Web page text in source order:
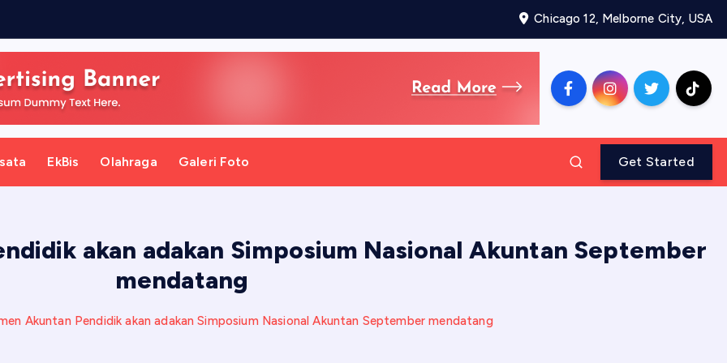
Chicago 12, Melborne City, USA
EkBis Olahraga Galeri Foto Get Started
akan adakan Simposium Nasional Akuntan September
mendatang
Akuntan Pendidik akan adakan Simposium Nasional Akuntan September mendatang